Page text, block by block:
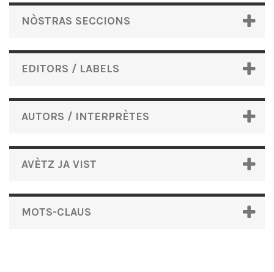
NÒSTRAS SECCIONS
EDITORS / LABELS
AUTORS / INTERPRÈTES
AVÈTZ JA VIST
MOTS-CLAUS